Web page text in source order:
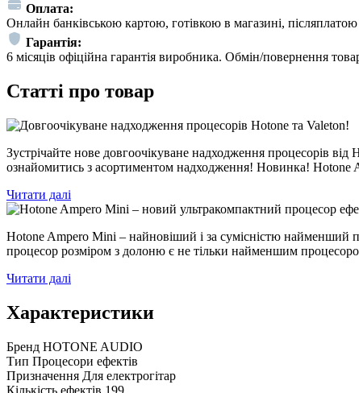
Оплата:
Онлайн банківською картою, готівкою в магазині,
Гарантія:
6 місяців офіційна гарантія виробника. Обмін/повернення
Статті про товар
Зустрічайте нове довгоочікуване надходження процесорів
ознайомитись з асортиментом надходження! Новинка! Hotone
Читати далі
Hotone Ampero Mini – найновіший і за сумісністю найменший
процесор розміром з долоню є не тільки найменшим
Читати далі
Характеристики
Бренд HOTONE AUDIO
Тип Процесори ефектів
Призначення Для електрогітар
Кількість ефектів 199